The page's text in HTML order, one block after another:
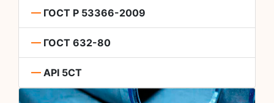
— ГОСТ Р 53366-2009
— ГОСТ 632-80
— API 5CT